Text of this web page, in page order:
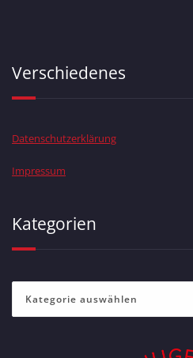
Verschiedenes
Datenschutzerklärung
Impressum
Kategorien